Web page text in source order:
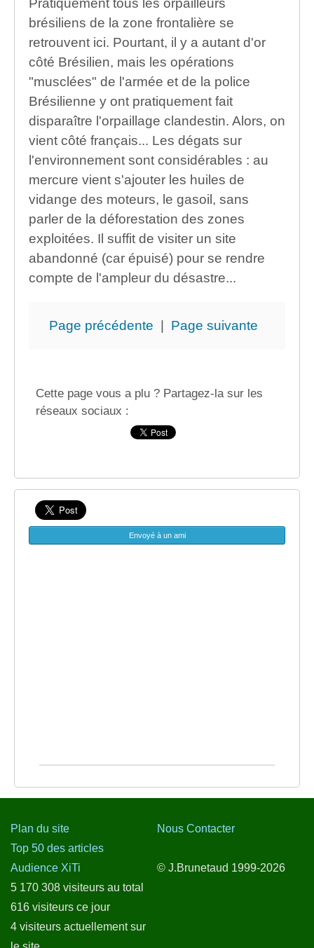
brésiliens de la zone frontalière se
retrouvent ici. Pourtant, il y a autant d'or
côté Brésilien, mais les opérations
"musclées" de l'armée et de la police
Brésilienne y ont pratiquement fait
disparaître l'orpaillage clandestin. Alors, on
vient côté français... Les dégats sur
l'environnement sont considérables : au
mercure vient s'ajouter les huiles de
vidange des moteurs, le gasoil, sans
parler de la déforestation des zones
exploitées. Il suffit de visiter un site
abandonné (car épuisé) pour se rendre
compte de l'ampleur du désastre...
Page précédente | Page suivante
Cette page vous a plu ? Partagez-la sur les
réseaux sociaux :
Envoyé à un ami
Plan du site
Top 50 des articles
Audience XiTi
5 170 308 visiteurs au total
616 visiteurs ce jour
4 visiteurs actuellement sur
Nous Contacter
© J.Brunetaud 1999-2026